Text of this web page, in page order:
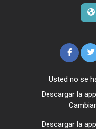
Usted no se
Descargar la
Descargar la